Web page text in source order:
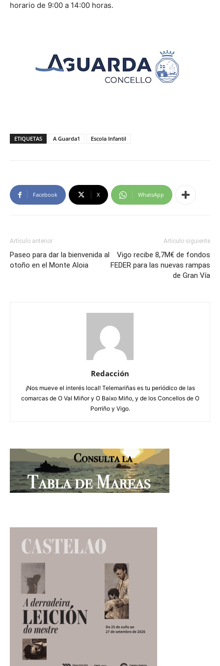
horario de 9:00 a 14:00 horas.
ETIQUETAS A Guarda1 Escola Infantil
Facebook X WhatsApp
Artículo anterior
Paseo para dar la bienvenida al
otoño en el Monte Aloia
Artículo siguiente
Vigo recibe 8,7M€ de fondos
FEDER para las nuevas rampas
de Gran Vía
Redacción
¡Nos mueve el interés local! Telemariñas es tu periódico de las
comarcas de O Val Miñor y O Baixo Miño, y de los Concellos de O
Porriño y Vigo.